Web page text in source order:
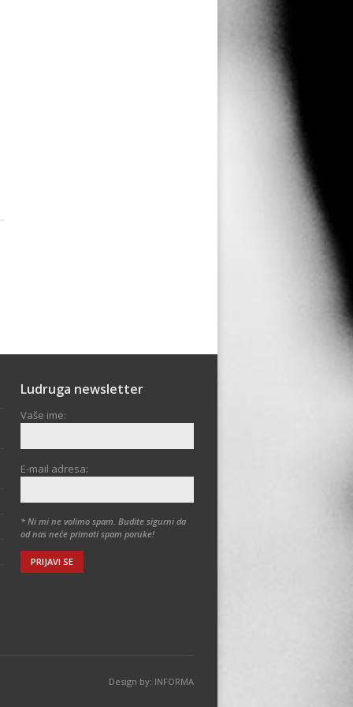
Ludruga newsletter
Vaše ime:
E-mail adresa:
* Ni mi ne volimo spam. Budite sigurni da
od nas neće primati spam poruke!
Design by: INFORMA